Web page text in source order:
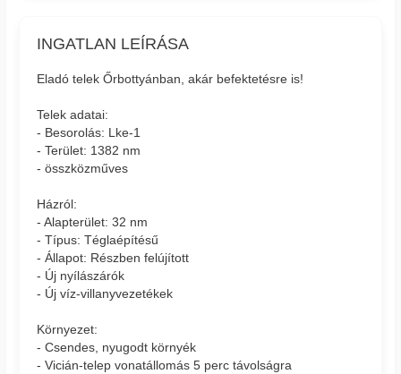
INGATLAN LEÍRÁSA
Eladó telek Őrbottyánban, akár befektetésre is!
Telek adatai:
- Besorolás: Lke-1
- Terület: 1382 nm
- összközműves
Házról:
- Alapterület: 32 nm
- Típus: Téglaépítésű
- Állapot: Részben felújított
- Új nyílászárók
- Új víz-villanyvezetékek
Környezet:
- Csendes, nyugodt környék
- Vicián-telep vonatállomás 5 perc távolságra